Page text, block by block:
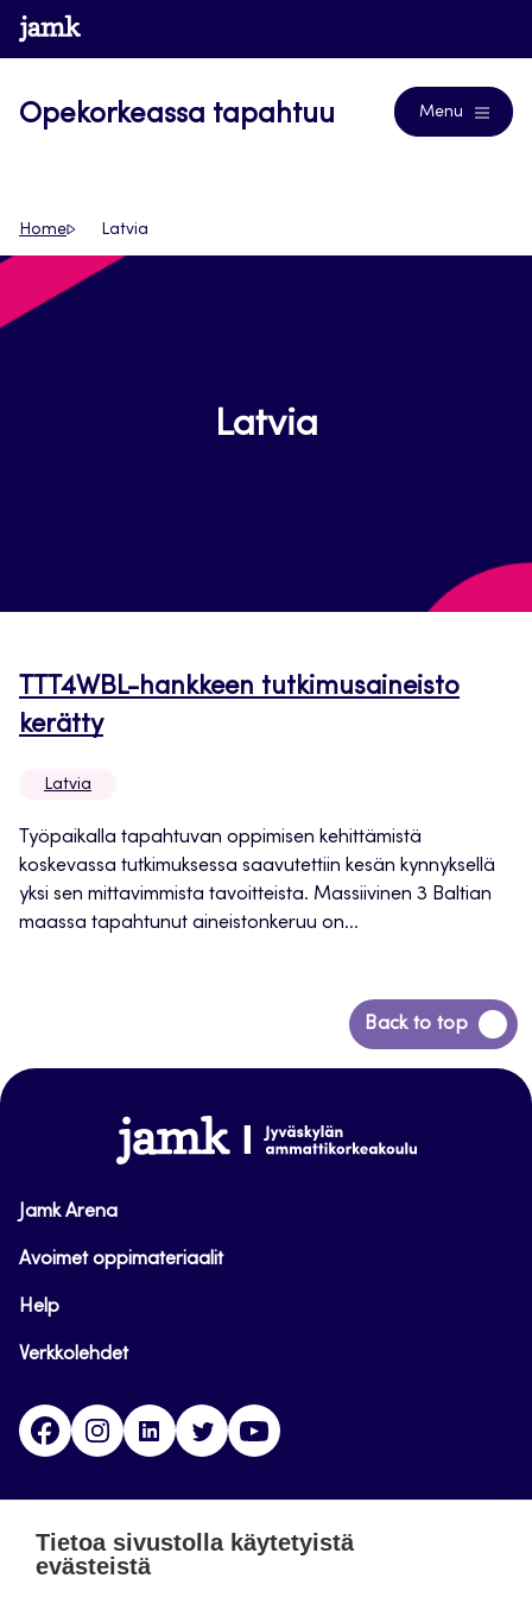
Siirry
suoraan
www.jamk.fi
Opekorkeassa tapahtuu Menu
Home Latvia
Latvia
TTT4WBL-hankkeen tutkimusaineisto
kerätty
Latvia
Työpaikalla tapahtuvan oppimisen kehittämistä
koskevassa tutkimuksessa saavutettiin kesän kynnyksellä
yksi sen mittavimmista tavoitteista. Massiivinen 3 Baltian
maassa tapahtunut aineistonkeruu on...
Back to top
Siirry
takaisin
www.jamk.fi
Jamk Arena
Avoimet oppimateriaalit
Help
Verkkolehdet
FacebookInstagramLinkedinTwitter
Tietoa sivustolla käytetyistä
evästeistä